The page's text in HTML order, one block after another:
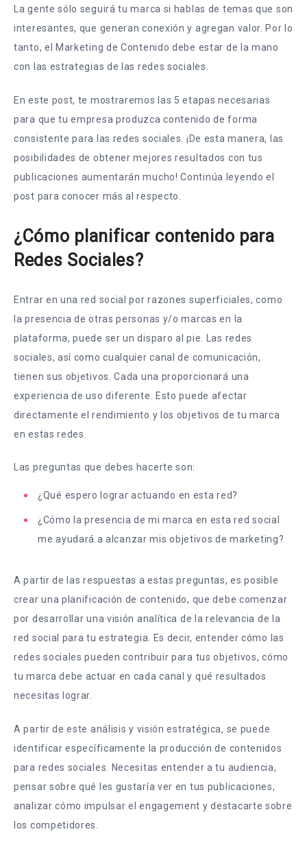
La gente sólo seguirá tu marca si hablas de temas que son
interesantes, que generan conexión y agregan valor. Por lo
tanto, el Marketing de Contenido debe estar de la mano
con las estrategias de las redes sociales.
En este post, te mostraremos las 5 etapas necesarias
para que tu empresa produzca contenido de forma
consistente para las redes sociales. ¡De esta manera, las
posibilidades de obtener mejores resultados con tus
publicaciones aumentarán mucho! Continúa leyendo el
post para conocer más al respecto.
¿Cómo planificar contenido para
Redes Sociales?
Entrar en una red social por razones superficiales, como
la presencia de otras personas y/o marcas en la
plataforma, puede ser un disparo al pie. Las redes
sociales, así como cualquier canal de comunicación,
tienen sus objetivos. Cada una proporcionará una
experiencia de uso diferente. Esto puede afectar
directamente el rendimiento y los objetivos de tu marca
en estas redes.
Las preguntas que debes hacerte son:
¿Qué espero lograr actuando en esta red?
¿Cómo la presencia de mi marca en esta red social
me ayudará a alcanzar mis objetivos de marketing?
A partir de las respuestas a estas preguntas, es posible
crear una planificación de contenido, que debe comenzar
por desarrollar una visión analítica de la relevancia de la
red social para tu estrategia. Es decir, entender cómo las
redes sociales pueden contribuir para tus objetivos, cómo
tu marca debe actuar en cada canal y qué resultados
necesitas lograr.
A partir de este análisis y visión estratégica, se puede
identificar específicamente la producción de contenidos
para redes sociales. Necesitas entender a tu audiencia,
pensar sobre qué les gustaría ver en tus publicaciones,
analizar cómo impulsar el engagement y destacarte sobre
los competidores.